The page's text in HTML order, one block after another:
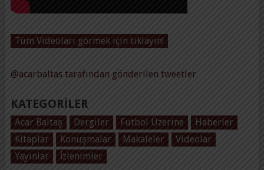
Tüm Videoları görmek için tıklayın!
@acarbaltas tarafından gönderilen tweetler
KATEGORILER
Acar Baltaş Dergiler Futbol Üzerine
Haberler
Kitaplar
Konuşmalar Makaleler
Videolar
Yayınlar
İzlenimler